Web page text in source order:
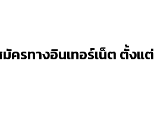
รทางอินเทอร์เน็ต ตั้ง